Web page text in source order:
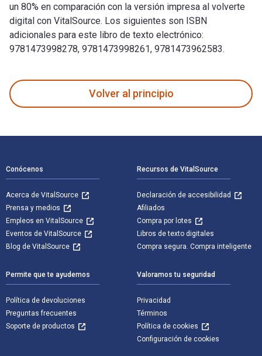
un 80% en comparación con la versión impresa al volverte
digital con VitalSource. Los siguientes son ISBN
adicionales para este libro de texto electrónico:
9781473998278, 9781473998261, 9781473962583.
Volver al principio
Conócenos
Acerca de VitalSource
Prensa y medios
Empleos en VitalSource
Eventos de VitalSource
Blog de VitalSource
Recursos de VitalSource
Declaración de accesibilidad
Afiliados
Compra por lotes
Libros de texto digitales
Compra segura. Compra inteligente
Permite que te ayudemos
Política de devoluciones
Preguntas frecuentes
Soporte de productos
Valoramos tu seguridad
Privacidad
Términos
Política de cookies
Configuración de cookies